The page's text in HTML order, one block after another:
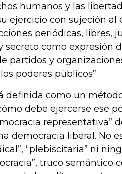
humanos y las
ejercicio con sujeción al
periódicas, libres,
secreto como expresión
partidos y
poderes públicos”.
definida como un
debe ejercerse ese
representativa”
democracia liberal. No
“plebiscitaria” ni
truco semántico